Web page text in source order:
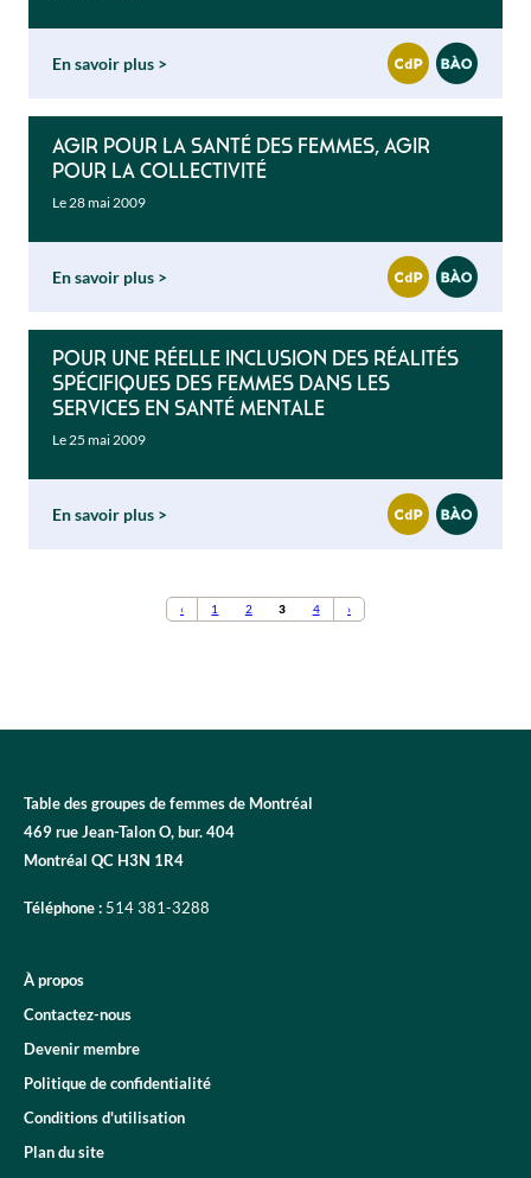
En savoir plus
Agir pour la santé des femmes, agir
pour la collectivité
Le 28 mai 2009
En savoir plus
Pour une réelle inclusion des réalités
spécifiques des femmes dans les
services en santé mentale
Le 25 mai 2009
En savoir plus
‹ 1 2 3 4 ›
Table des groupes de femmes de Montréal
469 rue Jean-Talon O, bur. 404
Montréal QC H3N 1R4
Téléphone : 514 381-3288
À propos
Contactez-nous
Devenir membre
Politique de confidentialité
Conditions d'utilisation
Plan du site